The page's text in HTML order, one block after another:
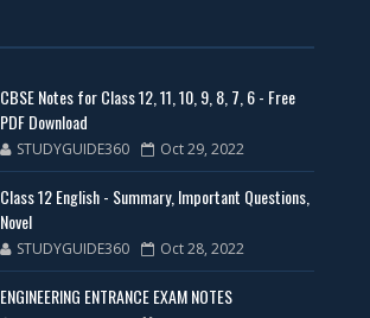
CBSE Notes for Class 12, 11, 10, 9, 8, 7, 6 - Free
PDF Download
STUDYGUIDE360 Oct 29, 2022
Class 12 English - Summary, Important Questions,
Novel
STUDYGUIDE360 Oct 28, 2022
ENGINEERING ENTRANCE EXAM NOTES